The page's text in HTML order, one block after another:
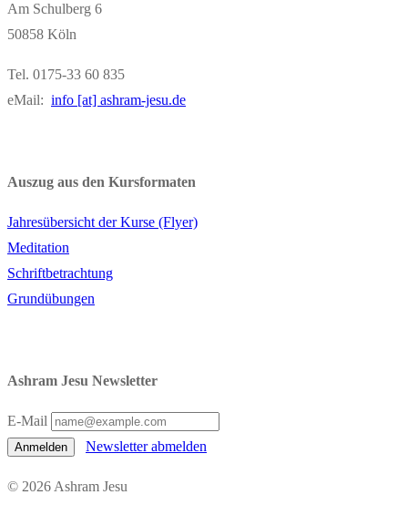
Am Schulberg 6
50858 Köln
Tel. 0175-33 60 835
eMail: info [at] ashram-jesu.de
Auszug aus den Kursformaten
Jahresübersicht der Kurse (Flyer)
Meditation
Schriftbetrachtung
Grundübungen
Ashram Jesu Newsletter
E-Mail
Anmelden Newsletter abmelden
© 2026 Ashram Jesu